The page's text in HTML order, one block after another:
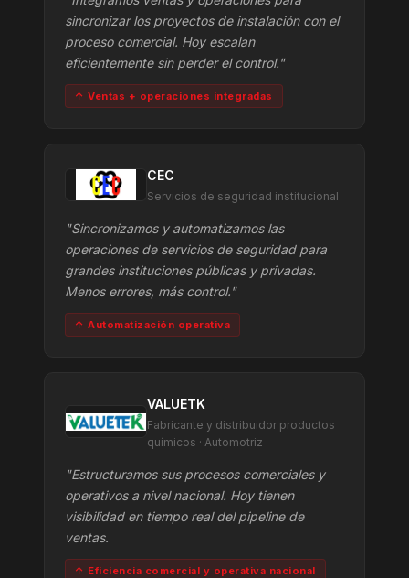
sincronizar los proyectos de instalación con el
proceso comercial. Hoy escalan
eficientemente sin perder el control."
↑ Ventas + operaciones integradas
CEC
Servicios de seguridad institucional
"Sincronizamos y automatizamos las
operaciones de servicios de seguridad para
grandes instituciones públicas y privadas.
Menos errores, más control."
↑ Automatización operativa
VALUETK
Fabricante y distribuidor productos
químicos · Automotriz
"Estructuramos sus procesos comerciales y
operativos a nivel nacional. Hoy tienen
visibilidad en tiempo real del pipeline de
ventas.
↑ Eficiencia comercial y operativa nacional